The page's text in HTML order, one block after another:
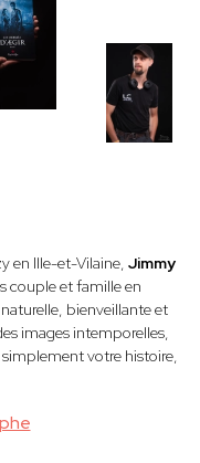
en Ille-et-Vilaine, Jimmy
couple et famille en
bienveillante et
images intemporelles,
votre histoire,